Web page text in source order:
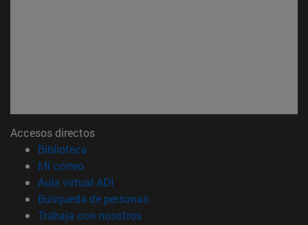
Accesos directos
Biblioteca
Mi correo(abre en nueva ventana)
Aula virtual ADI
Búsqueda de personas(abre en nueva ventana)
Trabaja con nosotros(abre en nueva ventana)